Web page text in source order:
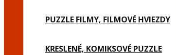
PUZZLE FILMY, FILMOVÉ HVIEZDY
KRESLENÉ, KOMIKSOVÉ PUZZLE